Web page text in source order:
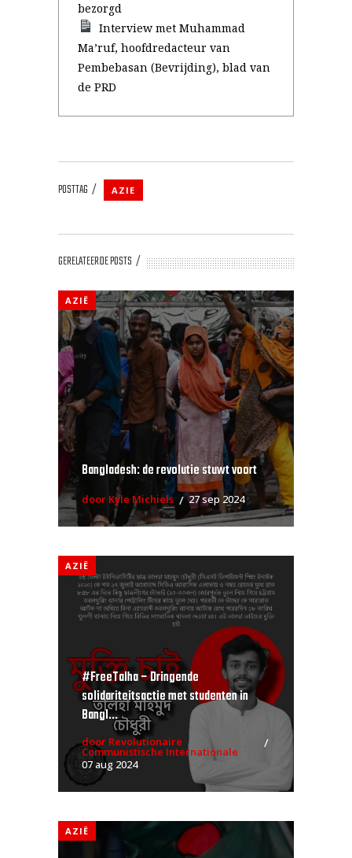
bezorgd
Interview met Muhammad
Ma’ruf, hoofdredacteur van
Pembebasan (Bevrijding), blad van
de PRD
POSTTAG AZIE
GERELATEERDE POSTS
AZIË
Bangladesh: de revolutie stuwt voort
door Kyle Michiels 27 sep 2024
AZIË
#FreeTalha – Dringende
solidariteitsactie met studenten in
Bangl...
door Revolutionaire
Communistische Internationale
07 aug 2024
AZIË